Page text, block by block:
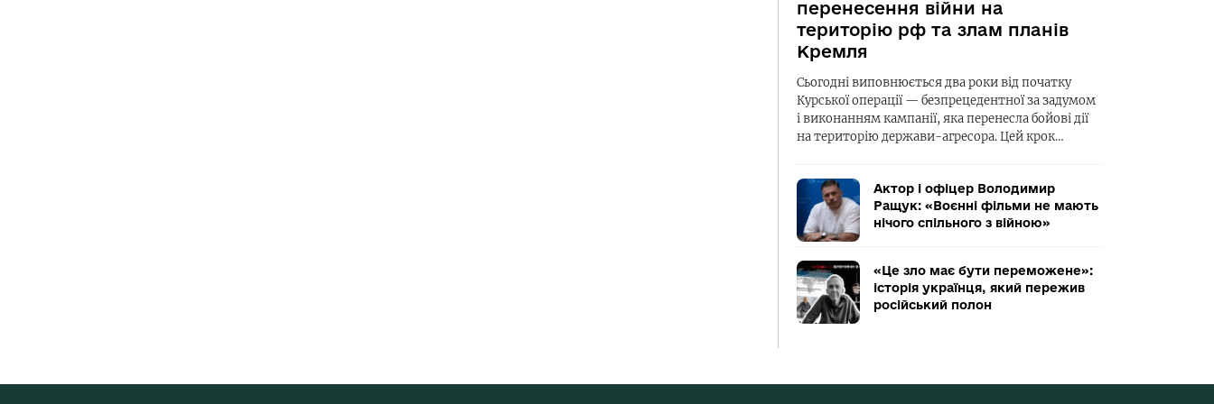
перенесення війни на
територію рф та злам планів
Кремля
Сьогодні виповнюється два роки від початку
Курської операції — безпрецедентної за задумом
і виконанням кампанії, яка перенесла бойові дії
на територію держави-агресора. Цей крок…
Актор і офіцер Володимир
Ращук: «Воєнні фільми не мають
нічого спільного з війною»
«Це зло має бути переможене»:
історія українця, який пережив
російський полон